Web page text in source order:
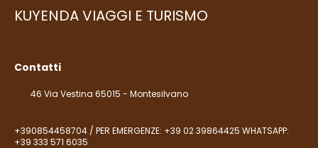
KUYENDA VIAGGI E TURISMO
Contatti
46 Via Vestina 65015 - Montesilvano
+390854458704 / PER EMERGENZE: +39 02 39864425 WHATSAPP:
+39 333 571 6035